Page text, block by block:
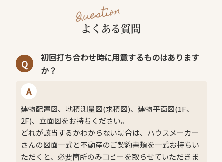
Question
よくある質問
Q
初回打ち合わせ時に用意するものはあります
か？
A
建物配置図、地積測量図(求積図)、建物平面図(1F、
2F)、立面図をお持ちください。
どれが該当するかわからない場合は、ハウスメーカー
さんの図面一式と不動産のご契約書類を一式お持ちい
ただくと、必要箇所のみコピーを取らせていただきま